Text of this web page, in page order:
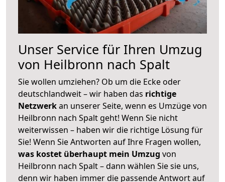
Unser Service für Ihren Umzug
von Heilbronn nach Spalt
Sie wollen umziehen? Ob um die Ecke oder
deutschlandweit – wir haben das richtige
Netzwerkan unserer Seite, wenn es Umzüge von
Heilbronn nach Spalt geht! Wenn Sie nicht
weiterwissen – haben wir die richtige Lösung für
Sie! Wenn Sie Antworten auf Ihre Fragen wollen,
was kostet überhaupt mein Umzug von
Heilbronn nach Spalt – dann wählen Sie sie uns,
denn wir haben immer die passende Antwort auf